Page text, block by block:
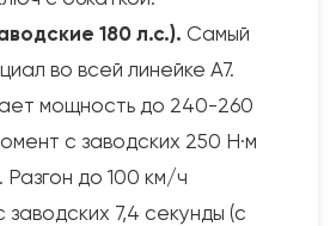
180 л.с.). Самый
во всей линейке A7.
мощность до 240-260
с заводских 250 Н·м
до 100 км/ч
7,4 секунды (с